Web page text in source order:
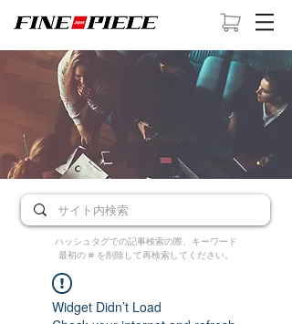
ハッシュタグでの記事検索の際、キーワード
最初の # を削除して再検索してください。
Widget Didn’t Load